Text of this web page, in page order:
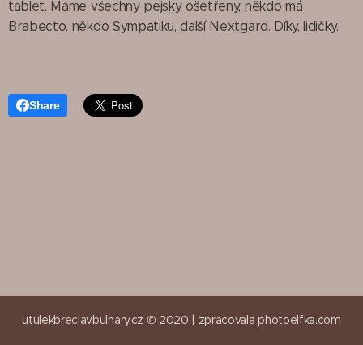
tablet. Máme všechny pejsky ošetřeny, někdo má
Brabecto, někdo Sympatiku, další Nextgard. Díky, lidičky.🙏🏻
Share
utulekbreclavbulhary.cz © 2020 | zpracovala photoelfka.com